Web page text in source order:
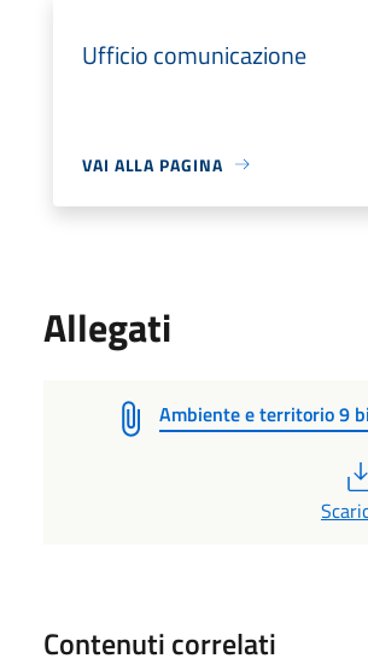
Ufficio comunicazione
VAI ALLA PAGINA
Allegati
Ambiente e territorio 9
Contenuti correlati